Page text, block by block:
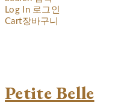
Log In 로그인
Cart장바구니
Petite Belle